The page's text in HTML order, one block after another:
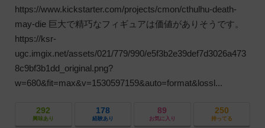
https://www.kickstarter.com/projects/cmon/cthulhu-death-
may-die 巨大で精巧なフィギュアは価値がありそうです。
https://ksr-
ugc.imgix.net/assets/021/779/990/e5f3b2e39def7d3026a473
8c9bf3b1dd_original.png?
w=680&fit=max&v=1530597159&auto=format&lossl...
292
興味あり
178
経験あり
89
お気に入り
250
持ってる